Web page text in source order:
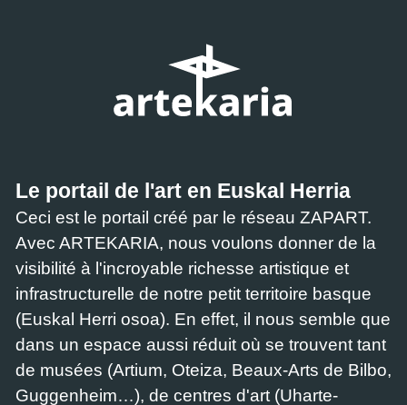
Le portail de l'art en Euskal Herria
Ceci est le portail créé par le réseau ZAPART.
Avec ARTEKARIA, nous voulons donner de la
visibilité à l'incroyable richesse artistique et
infrastructurelle de notre petit territoire basque
(Euskal Herri osoa). En effet, il nous semble que
dans un espace aussi réduit où se trouvent tant
de musées (Artium, Oteiza, Beaux-Arts de Bilbo,
Guggenheim…), de centres d'art (Uharte-